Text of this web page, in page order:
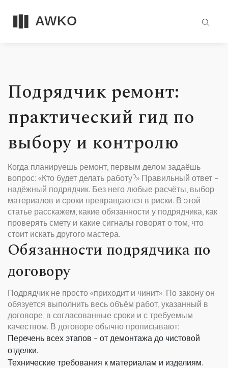
Подрядчик ремонт:
практический гид по
выбору и контролю
Когда планируешь ремонт, первым делом задаёшь
вопрос: «Кто будет делать работу?» Правильный ответ –
надёжный подрядчик. Без него любые расчёты, выбор
материалов и сроки превращаются в риски. В этой
статье расскажем, какие обязанности у подрядчика, как
проверять смету и какие сигналы говорят о том, что
стоит искать другого мастера.
Обязанности подрядчика по
договору
Подрядчик не просто «приходит и чинит». По закону он
обязуется выполнить весь объём работ, указанный в
договоре, в согласованные сроки и с требуемым
качеством. В договоре обычно прописывают:
Перечень всех этапов – от демонтажа до чистовой
отделки.
Технические требования к материалам и изделиям.